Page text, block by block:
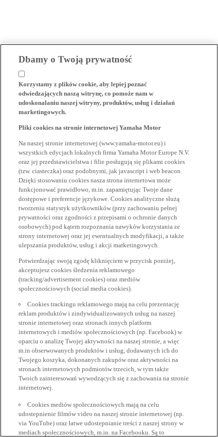
Dbamy o Twoją prywatność
Korzystamy z plików cookie, aby lepiej poznać
odwiedzających naszą witrynę, co pomoże nam w
udoskonalaniu naszej witryny, produktów, usług i działań
marketingowych.
Pliki cookies na stronie internetowej Yamaha Motor
Na naszej stronie internetowej (www.yamaha-motor.eu) i
wszystkich edycjach lokalnych firma Yamaha Motor Europe N.V.
oraz jej przedstawicielstwa i filie posługują się plikami cookies
(tzw. ciasteczka) oraz podobnymi, jak javascript i web beacon.
Dzięki stosowaniu cookies nasza strona internetowa może
funkcjonować prawidłowo, m.in. zapamiętując Twoje dane
dostępowe i preferencje językowe. Cookies analityczne służą
tworzeniu statystyk użytkowników (przy zachowaniu pełnej
prywatności oraz zgodności z przepisami o ochronie danych
osobowych) pod kątem rozpoznania nawyków korzystania ze
strony internetowej oraz jej ewentualnych modyfikacji, a także
ulepszania produktów, usług i akcji marketingowych.
Potwierdzając swoją zgodę kliknięciem w przycisk poniżej,
akceptujesz cookies śledzenia reklamowego
(tracking/advertisement cookies) oraz mediów
społecznościowych (social media cookies).
Cookies trackingu reklamowego mają na celu prezentację
reklam produktów i zindywidualizowanych usług na naszej
stronie internetowej oraz stronach innych platform
internetowych i mediów społecznościowych (np. Facebook) w
oparciu o analizę Twojej aktywności na naszej stronie, a więc
m.in obserwowanych produktów i usług, dodawanych ich do
Twojego koszyka, dokonanych zakupów oraz aktywności na
stronach internetowych podmiotów trzecich, w tym także
Twoich zainteresowań wywodzących się z zachowania na stronie
internetowej.
Cookies mediów społecznościowych mają na celu
udostepnienie filmów video na naszej stronie internetowej (np.
via YouTube) oraz łatwe udostepnianie treści z naszej strony w
mediach społecznościowych, m.in. na Facebooku. Są to